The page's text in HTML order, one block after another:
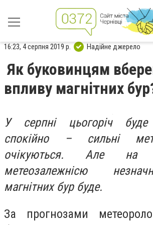
16:23, 4 серпня 2019 р. Надійне джерело
Як буковинцям
впливу магнітних
У серпні цьогоріч
спокійно – сильні
очікуються. Але
метеозалежнісю
магнітних бур буде.
За прогнозами